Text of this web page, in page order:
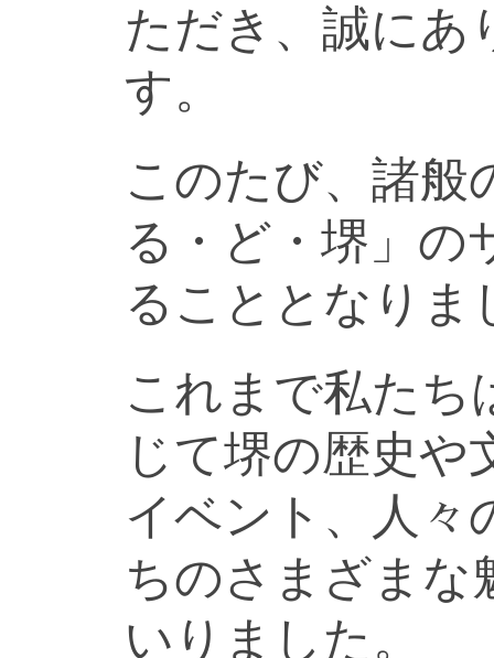
ただき、誠にあ
す。
このたび、諸般
る・ど・堺」の
ることとなりま
これまで私たち
じて堺の歴史や
イベント、人々
ちのさまざまな
いりました。